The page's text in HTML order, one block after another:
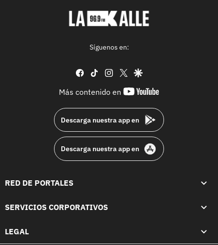
Síguenos en:
facebook
tiktok instagram
twittergoogle
Más contenido en
youtube-
Descarga nuestra app en
Descarga nuestra app en
RED DE PORTALES
SERVICIOS CORPORATIVOS
LEGAL